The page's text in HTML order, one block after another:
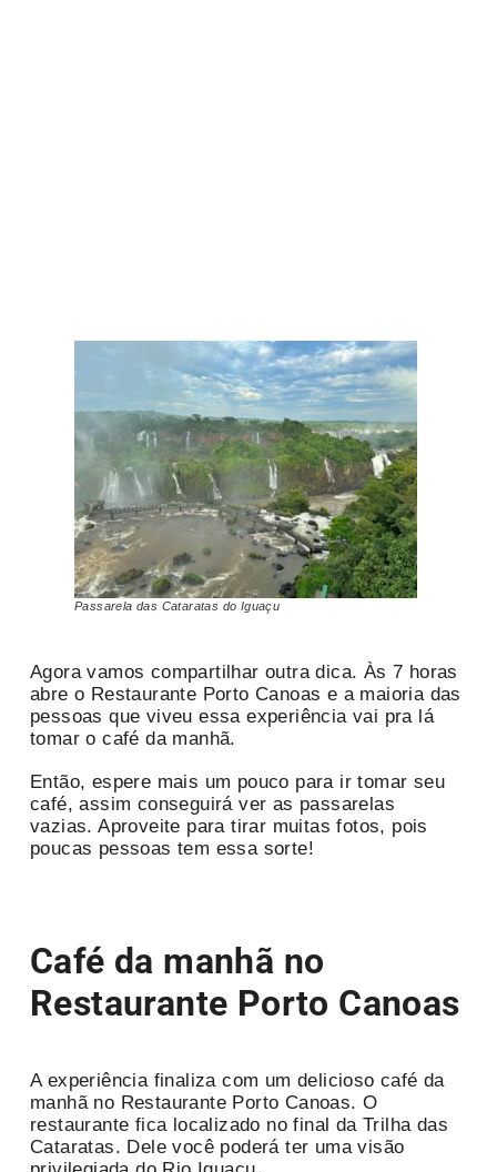
Passarela das Cataratas do Iguaçu
Agora vamos compartilhar outra dica. Às 7 horas
abre o Restaurante Porto Canoas e a maioria das
pessoas que viveu essa experiência vai pra lá
tomar o café da manhã.
Então, espere mais um pouco para ir tomar seu
café, assim conseguirá ver as passarelas
vazias. Aproveite para tirar muitas fotos, pois
poucas pessoas tem essa sorte!
Café da manhã no
Restaurante Porto Canoas
A experiência finaliza com um delicioso café da
manhã no Restaurante Porto Canoas. O
restaurante fica localizado no final da Trilha das
Cataratas. Dele você poderá ter uma visão